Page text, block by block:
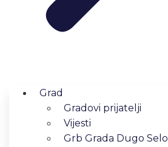
Grad
Gradovi prijatelji
Vijesti
Grb Grada Dugo Selo